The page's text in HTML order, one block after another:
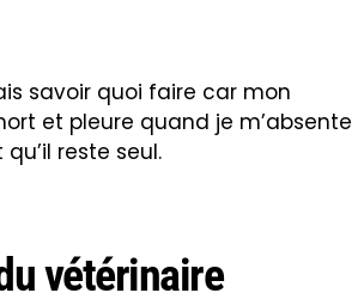
savoir quoi faire car mon
et pleure quand je m’absente
reste seul.
vétérinaire